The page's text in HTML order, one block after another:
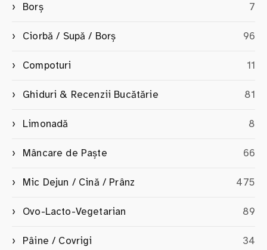
Borș 7
Ciorbă / Supă / Borș 96
Compoturi 11
Ghiduri & Recenzii Bucătărie 81
Limonadă 8
Mâncare de Paște 66
Mic Dejun / Cină / Prânz 475
Ovo-Lacto-Vegetarian 89
Pâine / Covrigi 34